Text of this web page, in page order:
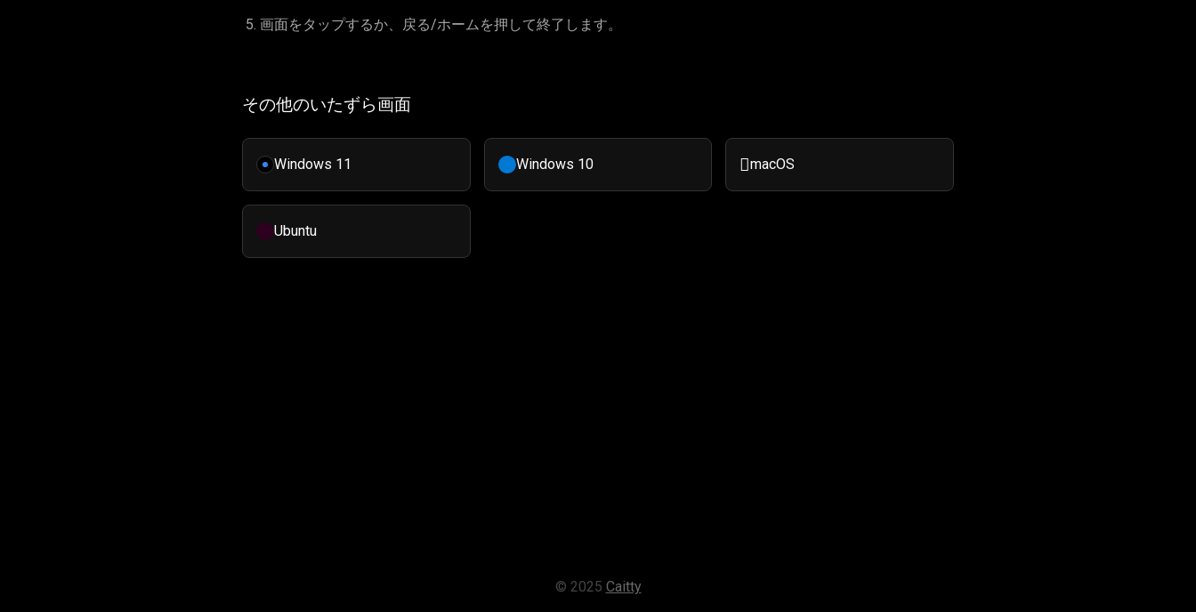
画面をタップするか、戻る/ホームを押して終了します。
その他のいたずら画面
Windows 11 Windows 10 macOS
Ubuntu
© 2025 Caitty